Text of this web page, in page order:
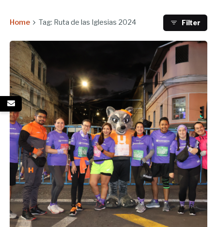
Home Tag: Ruta de las Iglesias 2024 Filter
Enviado por
UHE